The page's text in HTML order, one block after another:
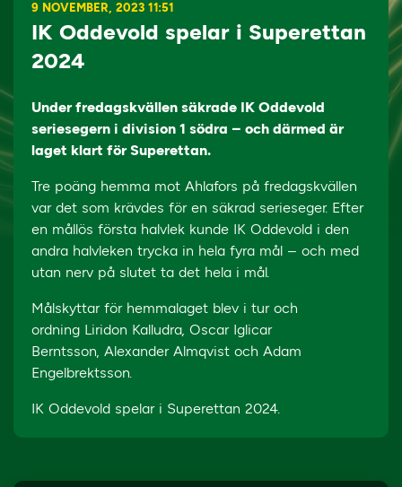
9 NOVEMBER, 2023 11:51
IK Oddevold spelar i Superettan
2024
Under fredagskvällen säkrade IK Oddevold
seriesegern i division 1 södra – och därmed är
laget klart för Superettan.
Tre poäng hemma mot Ahlafors på fredagskvällen
var det som krävdes för en säkrad serieseger. Efter
en mållös första halvlek kunde IK Oddevold i den
andra halvleken trycka in hela fyra mål – och med
utan nerv på slutet ta det hela i mål.
Målskyttar för hemmalaget blev i tur och
ordning Liridon Kalludra, Oscar Iglicar
Berntsson, Alexander Almqvist och Adam
Engelbrektsson.
IK Oddevold spelar i Superettan 2024.